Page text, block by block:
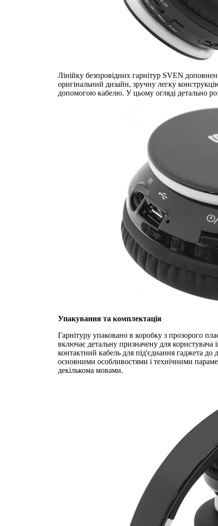
Лінійку безпровідних гарнітур SVEN
оригінальний дизайн, зручну легку
допомогою кабелю. У цьому огляді детально
Упакування та комплектація
Гарнітуру упаковано в коробку з прозорого
включає детальну призначену для
контактний кабель для під'єднання гаджета
основними особливостями і технічними
декількома мовами.